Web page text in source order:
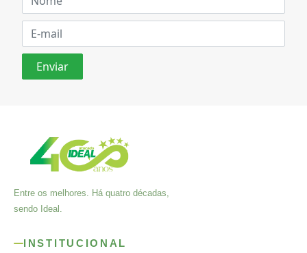
Entre os melhores. Há quatro décadas,
sendo Ideal.
INSTITUCIONAL